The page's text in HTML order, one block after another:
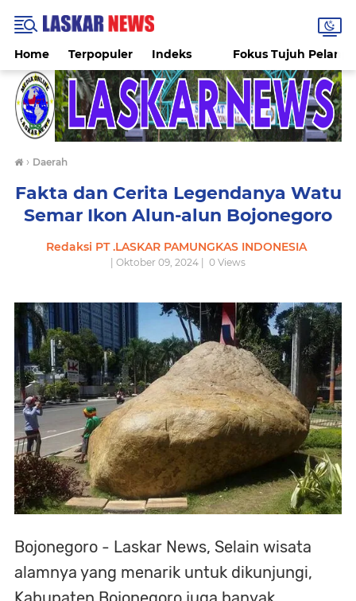
Home Terpopuler Indeks Fokus Tujuh
› Daerah
Fakta dan Cerita Legendanya Watu
Semar Ikon Alun-alun Bojonegoro
Redaksi PT .LASKAR PAMUNGKAS INDONESIA
| Oktober 09, 2024 | 0 Views
Bojonegoro - Laskar News, Selain wisata
alamnya yang menarik untuk dikunjungi,